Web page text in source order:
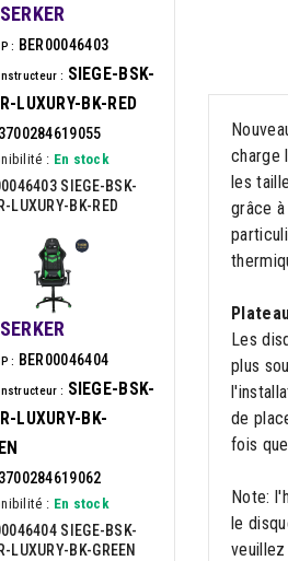
: BER00046403
: SIEGE-BSK-
LUXURY-BK-RED
3700284619055
: En stock
SIEGE-BSK-
LUXURY-BK-RED
: BER00046404
: SIEGE-BSK-
LUXURY-BK-
3700284619062
: En stock
SIEGE-BSK-
LUXURY-BK-GREEN
charge
les
grâce
Les
plus
de
fois
Note:
le
veuillez